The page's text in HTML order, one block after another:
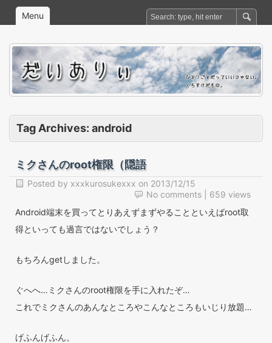
Menu
Tag Archives: android
ミクさんのroot権限（隠語
Posted by xxxkurosukexxx on 2013/12/15
No comments | 659 views
Android端末を買ってとりあえずまずやることといえばroot取
得といっても過言ではないでしょう？
もちろんgetしました。
ぐへへ…ミクさんのroot権限を手に入れたぞ…
これでミクさんのあんなところやこんなところもいじり放題…
げふんげふん。